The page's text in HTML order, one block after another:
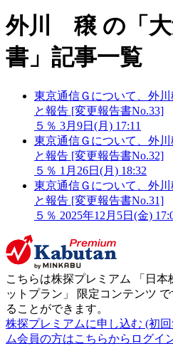
外川 穣 の「大
書」記事一覧
東京通信Ｇについて、外
と報告 [変更報告書No.33]
５％ 3月9日(月) 17:11
東京通信Ｇについて、外
と報告 [変更報告書No.32]
５％ 1月26日(月) 18:32
東京通信Ｇについて、外
と報告 [変更報告書No.31]
５％ 2025年12月5日(金)
こちらは株探プレミアム 「 日本
ットプラン 」 限定コンテンツ
ることができます。
株探プレミアムに申し込む (初
ム会員の方はこちらからログイ